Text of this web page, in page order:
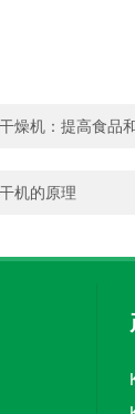
燥机：提高食品
机的原理